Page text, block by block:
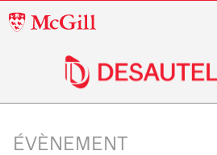
McGill
navigation
ÉVÈNEMENT